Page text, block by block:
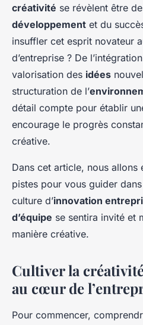
créativité se révèlent être
développement et du
insuffler cet esprit novateur
d’entreprise ? De
valorisation des idées
structuration de l’
détail compte pour établir
encourage le progrès
créative.
Dans cet article, nous allons
pistes pour vous guider
culture d’innovation
d’équipe se sentira invité et
manière créative.
Cultiver la
au cœur de
Pour commencer,